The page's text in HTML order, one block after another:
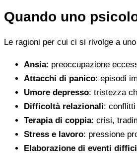
Quando uno
Le ragioni per cui ci si rivolge a
Ansia: preoccupazione
Attacchi di panico: episodi
Umore depresso: tristezza
Difficoltà relazionali:
Terapia di coppia: crisi,
Stress e lavoro: pressione
Elaborazione di eventi